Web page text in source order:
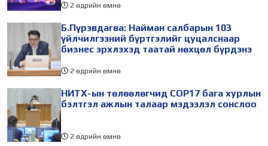
2 өдрийн өмнө
Б.Пүрэвдагва: Найман салбарын 103
үйлчилгээний бүртгэлийг цуцалснаар
бизнес эрхлэхэд таатай нөхцөл бүрдэнэ
2 өдрийн өмнө
НИТХ-ын төлөөлөгчид COP17 бага хурлын
бэлтгэл ажлын талаар мэдээлэл сонслоо
2 өдрийн өмнө